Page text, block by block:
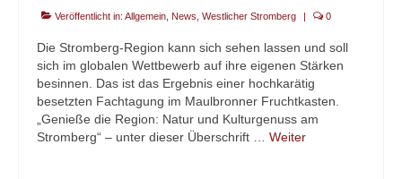
Veröffentlicht in: Allgemein News Westlicher Stromberg | 0
Die Stromberg-Region kann sich sehen lassen und soll
sich im globalen Wettbewerb auf ihre eigenen Stärken
besinnen. Das ist das Ergebnis einer hochkarätig
besetzten Fachtagung im Maulbronner Fruchtkasten.
„Genieße die Region: Natur und Kulturgenuss am
Stromberg“ – unter dieser Überschrift … Weiter